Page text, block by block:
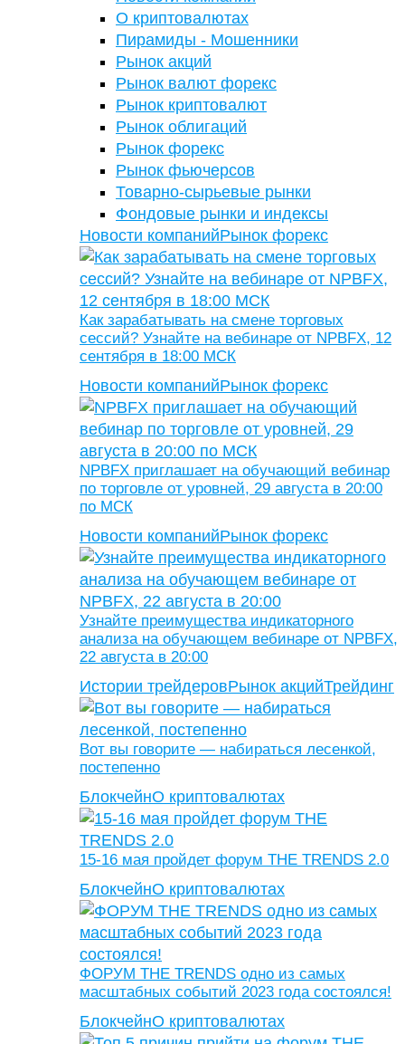
О криптовалютах
Пирамиды - Мошенники
Рынок акций
Рынок валют форекс
Рынок криптовалют
Рынок облигаций
Рынок форекс
Рынок фьючерсов
Товарно-сырьевые рынки
Фондовые рынки и индексы
Новости компанийРынок форекс
Как зарабатывать на смене торговых
сессий? Узнайте на вебинаре от NPBFX, 12
сентября в 18:00 МСК
Новости компанийРынок форекс
NPBFX приглашает на обучающий вебинар
по торговле от уровней, 29 августа в 20:00
по МСК
Новости компанийРынок форекс
Узнайте преимущества индикаторного
анализа на обучающем вебинаре от NPBFX,
22 августа в 20:00
Истории трейдеровРынок акцийТрейдинг
Вот вы говорите — набираться лесенкой,
постепенно
БлокчейнО криптовалютах
15-16 мая пройдет форум THE TRENDS 2.0
БлокчейнО криптовалютах
ФОРУМ THE TRENDS одно из самых
масштабных событий 2023 года состоялся!
БлокчейнО криптовалютах